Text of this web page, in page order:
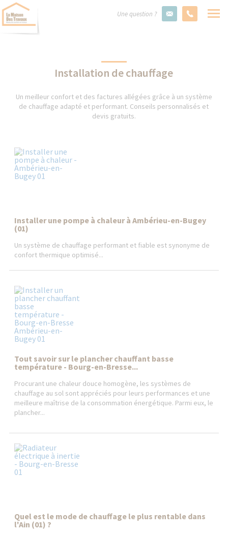
Une question ?
Installation de chauffage
Un meilleur confort et des factures allégées grâce à un système
de chauffage adapté et performant. Conseils personnalisés et
devis gratuits.
Installer une pompe à chaleur à Ambérieu-en-Bugey
(01)
Un système de chauffage performant et fiable est synonyme de
confort thermique optimisé...
Tout savoir sur le plancher chauffant basse
température - Bourg-en-Bresse...
Procurant une chaleur douce homogène, les systèmes de
chauffage au sol sont appréciés pour leurs performances et une
meilleure maîtrise de la consommation énergétique. Parmi eux, le
plancher...
Quel est le mode de chauffage le plus rentable dans
l'Ain (01) ?